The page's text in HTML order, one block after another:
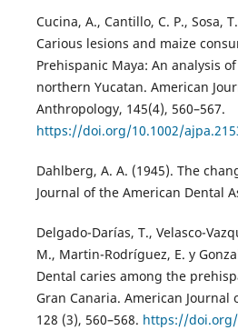
Cucina, A., Cantillo, C. P., Sosa,
Carious lesions and maize
Prehispanic Maya: An analysis
northern Yucatan. American
Anthropology, 145(4), 560–567.
https://doi.org/10.1002/
Dahlberg, A. A. (1945). The
Journal of the American Dental
Delgado-Darías, T., Velasco-
M., Martin-Rodríguez, E. y
Dental caries among the
Gran Canaria. American Journal
128 (3), 560–568. https://doi.org/